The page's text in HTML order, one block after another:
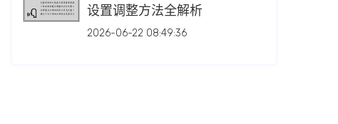
设置调整方法全解析
2026-06-22 08:49:36